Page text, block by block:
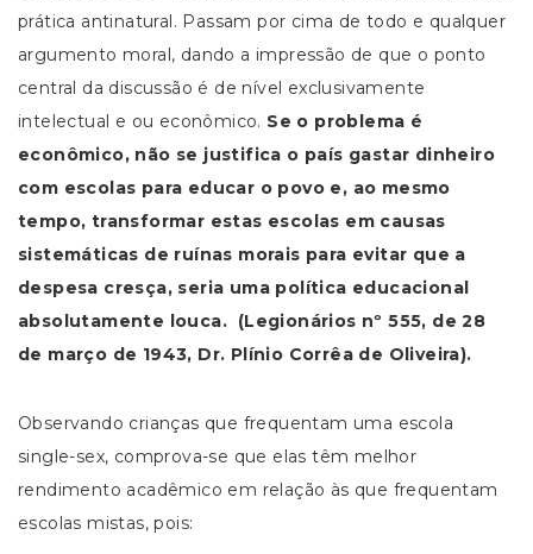
prática antinatural. Passam por cima de todo e qualquer
argumento moral, dando a impressão de que o ponto
central da discussão é de nível exclusivamente
intelectual e ou econômico. Se o problema é
econômico, não se justifica o país gastar dinheiro
com escolas para educar o povo e, ao mesmo
tempo, transformar estas escolas em causas
sistemáticas de ruínas morais para evitar que a
despesa cresça, seria uma política educacional
absolutamente louca. (Legionários nº 555, de 28
de março de 1943, Dr. Plínio Corrêa de Oliveira).
Observando crianças que frequentam uma escola
single-sex, comprova-se que elas têm melhor
rendimento acadêmico em relação às que frequentam
escolas mistas, pois: